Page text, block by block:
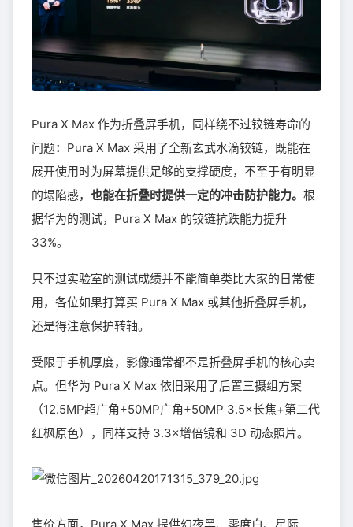
Pura X Max 作为折叠屏手机，同样绕不过铰链寿命的
问题：Pura X Max 采用了全新玄武水滴铰链，既能在
展开使用时为屏幕提供足够的支撑硬度，不至于有明显
的塌陷感， 也能在折叠时提供一定的冲击防护能力。 根
据华为的测试，Pura X Max 的铰链抗跌能力提升
33%。
只不过实验室的测试成绩并不能简单类比大家的日常使
用，各位如果打算买 Pura X Max 或其他折叠屏手机，
还是得注意保护转轴。
受限于手机厚度，影像通常都不是折叠屏手机的核心卖
点。但华为 Pura X Max 依旧采用了后置三摄组方案
（12.5MP超广角+50MP广角+50MP 3.5×长焦+第二代
红枫原色），同样支持 3.3×增倍镜和 3D 动态照片。